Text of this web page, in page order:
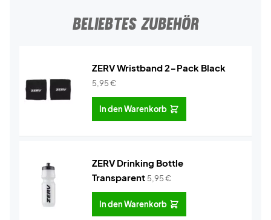
BELIEBTES ZUBEHÖR
ZERV Wristband 2-Pack Black
5,95€
In den Warenkorb
ZERV Drinking Bottle
Transparent 5,95€
In den Warenkorb